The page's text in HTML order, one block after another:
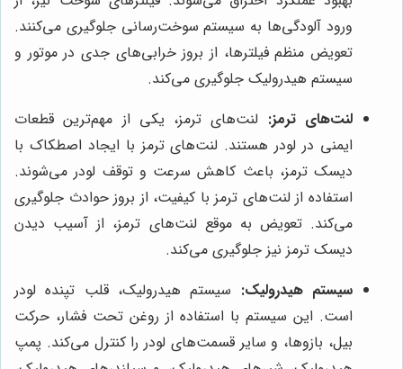
ورود آلودگی‌ها به سیستم سوخت‌رسانی جلوگیری می‌کنند.
تعویض منظم فیلترها، از بروز خرابی‌های جدی در موتور و
سیستم هیدرولیک جلوگیری می‌کند.
لنت‌های ترمز: لنت‌های ترمز، یکی از مهم‌ترین قطعات
ایمنی در لودر هستند. لنت‌های ترمز با ایجاد اصطکاک با
دیسک ترمز، باعث کاهش سرعت و توقف لودر می‌شوند.
استفاده از لنت‌های ترمز با کیفیت، از بروز حوادث جلوگیری
می‌کند. تعویض به موقع لنت‌های ترمز، از آسیب دیدن
دیسک ترمز نیز جلوگیری می‌کند.
سیستم هیدرولیک: سیستم هیدرولیک، قلب تپنده لودر
است. این سیستم با استفاده از روغن تحت فشار، حرکت
بیل، بازوها، و سایر قسمت‌های لودر را کنترل می‌کند. پمپ